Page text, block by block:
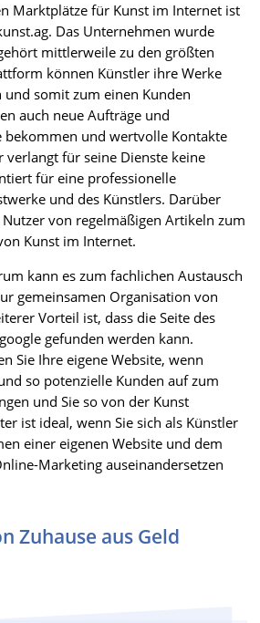
Marktplätze für Kunst im Internet ist
Das Unternehmen wurde
mittlerweile zu den größten
können Künstler ihre Werke
somit zum einen Kunden
auch neue Aufträge und
bekommen und wertvolle Kontakte
verlangt für seine Dienste keine
für eine professionelle
und des Künstlers. Darüber
von regelmäßigen Artikeln zum
Kunst im Internet.
kann es zum fachlichen Austausch
gemeinsamen Organisation von
Vorteil ist, dass die Seite des
gefunden werden kann.
Sie Ihre eigene Website, wenn
so potenzielle Kunden auf zum
und Sie so von der Kunst
ist ideal, wenn Sie sich als Künstler
einer eigenen Website und dem
Marketing auseinandersetzen
Zuhause aus Geld